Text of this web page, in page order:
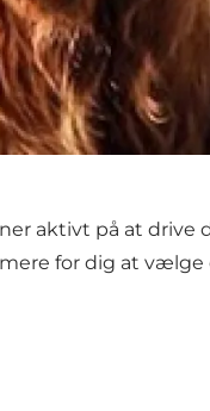
aktivt på at
for dig at